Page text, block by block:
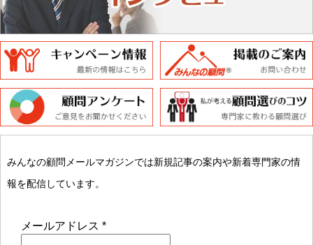
みんなの顧問メールマガジンでは新規記事の案内や新着専門家の情
報を配信しています。
メールアドレス *